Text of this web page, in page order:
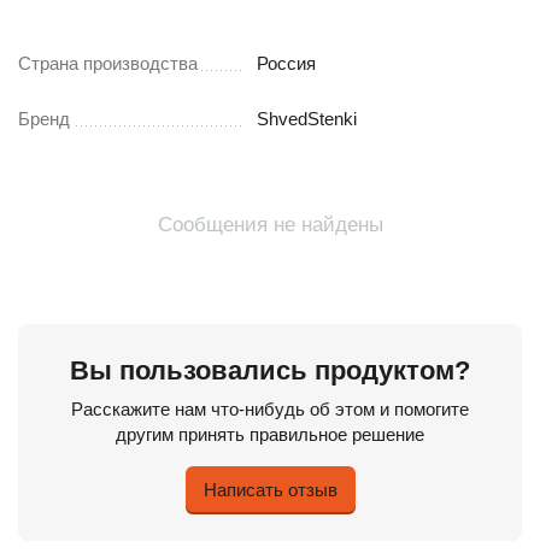
Страна производства Россия
Бренд ShvedStenki
Сообщения не найдены
Вы пользовались продуктом?
Расскажите нам что-нибудь об этом и помогите
другим принять правильное решение
Написать отзыв